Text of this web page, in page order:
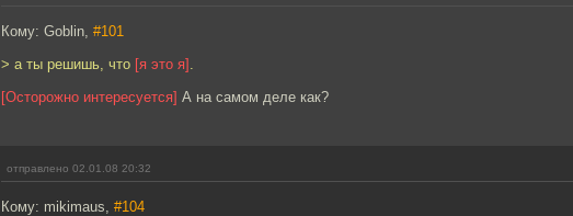
Кому: Goblin, #101
> а ты решишь, что [я это я] .
[Осторожно интересуется] А на самом деле как?
отправлено 02.01.08 20:32
Кому: mikimaus, #104